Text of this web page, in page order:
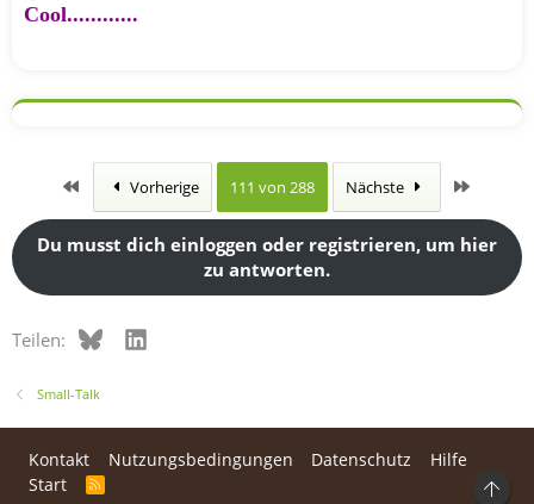
Cool............
Erste Vorherige 111 von 288 Nächste
Du musst dich einloggen oder registrieren, um hier
zu antworten.
Teilen: BlueskyLinkedIn
Small-Talk
Kontakt Nutzungsbedingungen Datenschutz
Hilfe
Start
R